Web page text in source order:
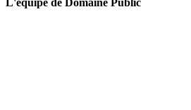
L'équipe de Domaine Public